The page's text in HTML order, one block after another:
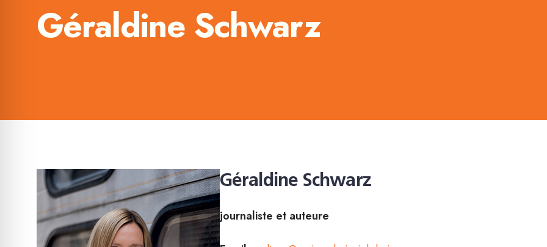
Géraldine Schwarz
Géraldine Schwarz
journaliste et auteure